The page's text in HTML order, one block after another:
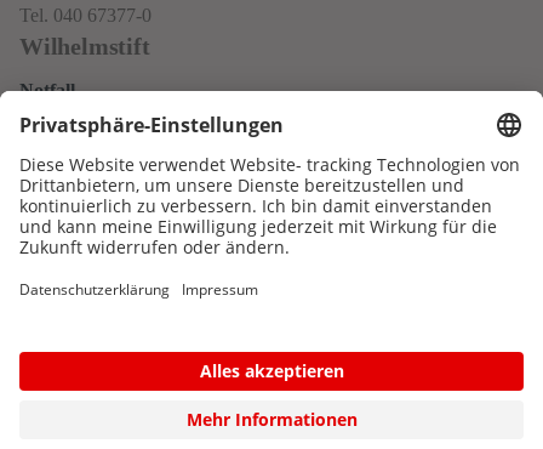
Tel. 040 67377-0
Wilhelmstift
Notfall
Datenschutz
Impressum
Neo
Service
Kontakt & Anfahrt